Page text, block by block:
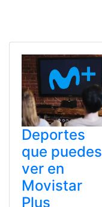
Deportes
que puedes
ver en
Movistar
Plus